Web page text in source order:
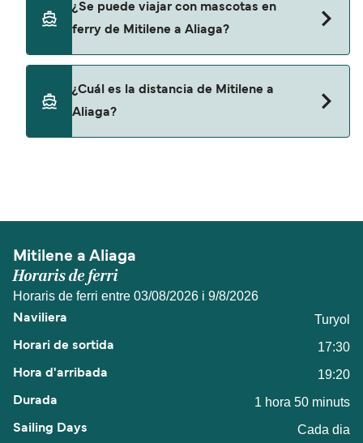
Aliaga con
¿Se puede viajar con mascotas en
ferry de Mitilene a Aliaga?
¿Cuál es la distancia de Mitilene a
Aliaga?
Mitilene a Aliaga
Horaris de ferri
Horaris de ferri entre 03/08/2026 i 9/8/2026
Turyol
17:30
19:20
1 hora 50 minuts
Cada dia